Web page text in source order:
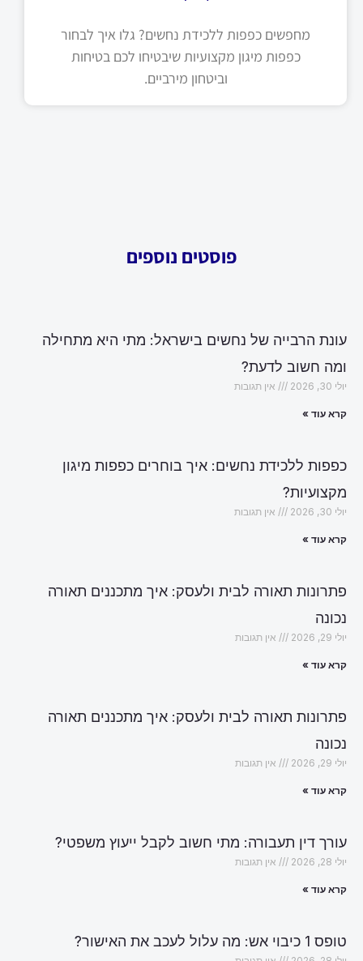
מחפשים כפפות ללכידת נחשים? גלו איך לבחור
כפפות מיגון מקצועיות שיבטיחו לכם בטיחות
וביטחון מירביים.
פוסטים נוספים
עונת הרבייה של נחשים בישראל: מתי היא מתחילה
ומה חשוב לדעת?
יולי 30, 2026 אין תגובות
קרא עוד »
כפפות ללכידת נחשים: איך בוחרים כפפות מיגון
מקצועיות?
יולי 30, 2026 אין תגובות
קרא עוד »
פתרונות תאורה לבית ולעסק: איך מתכננים תאורה
נכונה
יולי 29, 2026 אין תגובות
קרא עוד »
פתרונות תאורה לבית ולעסק: איך מתכננים תאורה
נכונה
יולי 29, 2026 אין תגובות
קרא עוד »
עורך דין תעבורה: מתי חשוב לקבל ייעוץ משפטי?
יולי 28, 2026 אין תגובות
קרא עוד »
טופס 1 כיבוי אש: מה עלול לעכב את האישור?